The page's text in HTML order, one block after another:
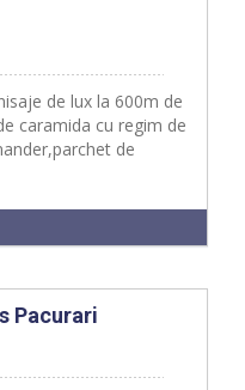
de lux la 600m de
caramida cu regim de
de
Pacurari